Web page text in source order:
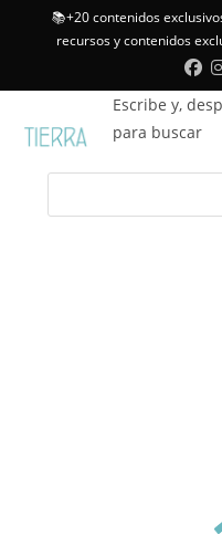
📚+20 contenidos
recursos y contenidos
Escribe y,
para buscar